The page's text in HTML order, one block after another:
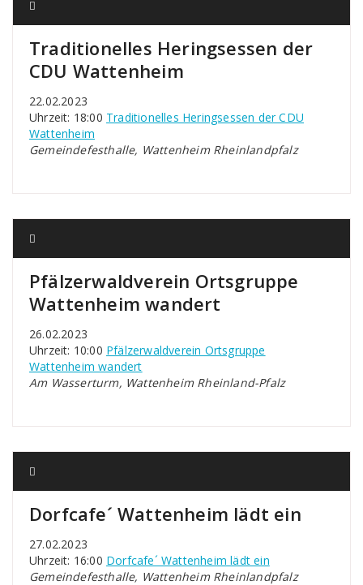
Traditionelles Heringsessen der
CDU Wattenheim
22.02.2023
Uhrzeit: 18:00 Traditionelles Heringsessen der CDU
Wattenheim
Gemeindefesthalle, Wattenheim Rheinlandpfalz
Pfälzerwaldverein Ortsgruppe
Wattenheim wandert
26.02.2023
Uhrzeit: 10:00 Pfälzerwaldverein Ortsgruppe
Wattenheim wandert
Am Wasserturm, Wattenheim Rheinland-Pfalz
Dorfcafe´ Wattenheim lädt ein
27.02.2023
Uhrzeit: 16:00 Dorfcafe´ Wattenheim lädt ein
Gemeindefesthalle, Wattenheim Rheinlandpfalz